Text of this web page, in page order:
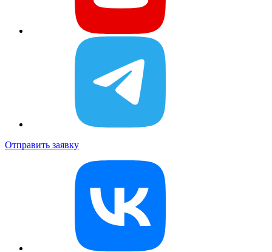
Отправить заявку